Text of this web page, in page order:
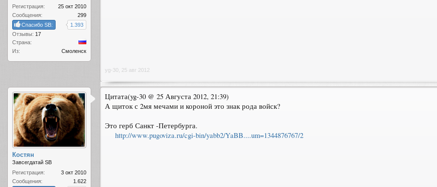
Регистрация:
25 окт 2010
Сообщения:
299
Спасибо SB:
1.393
Отзывы: 17
Страна:
Из:
Смоленск
yg-30 25 авг 2012
Костян
Завсегдатай SB
Регистрация:
3 окт 2010
Сообщения:
1.622
Цитата(yg-30 @ 25 Августа 2012, 21:39)
А щиток с 2мя мечами и короной это знак рода войск?
Это герб Санкт -Петербурга.
http://www.pugoviza.ru/cgi-bin/yabb2/YaBB....um=1344876767/2